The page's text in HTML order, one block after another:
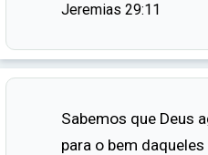
Jeremias 29:11
Sabemos que Deus
para o bem